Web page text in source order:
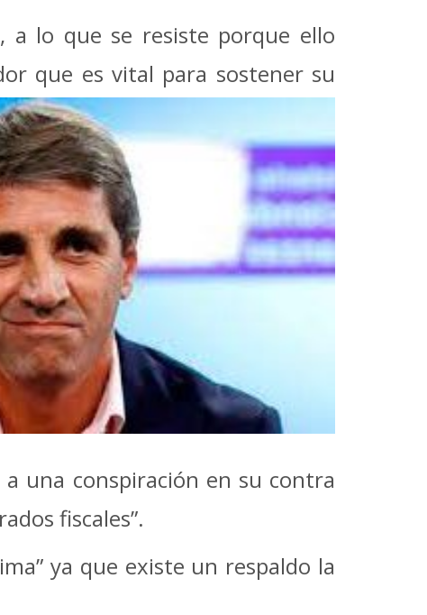
a lo que se resiste porque ello
que es vital para sostener su
a una conspiración en su contra
fiscales”.
ya que existe un respaldo la